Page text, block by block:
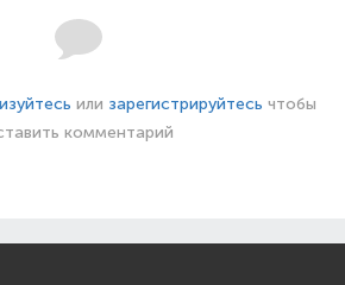
или зарегистрируйтесь чтобы
комментарий